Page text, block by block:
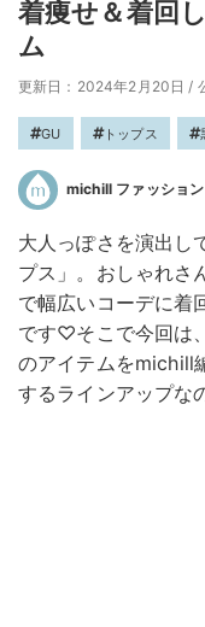
着痩せ＆着回
ム
更新日：2024年2月20日 /
GU トップス
michill ファッション
大人っぽさを演出し
プス」。おしゃれさ
で幅広いコーデに着
です♡そこで今回は
のアイテムをmichill
するラインアップな